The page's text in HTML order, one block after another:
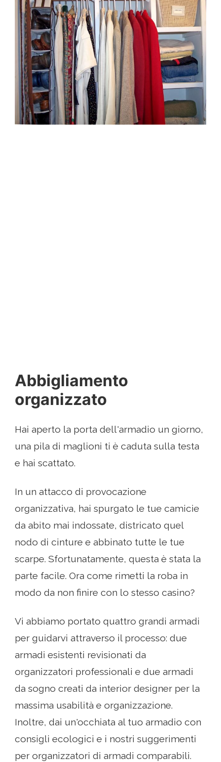
Abbigliamento
organizzato
Hai aperto la porta dell'armadio un giorno,
una pila di maglioni ti è caduta sulla testa
e hai scattato.
In un attacco di provocazione
organizzativa, hai spurgato le tue camicie
da abito mai indossate, districato quel
nodo di cinture e abbinato tutte le tue
scarpe. Sfortunatamente, questa è stata la
parte facile. Ora come rimetti la roba in
modo da non finire con lo stesso casino?
Vi abbiamo portato quattro grandi armadi
per guidarvi attraverso il processo: due
armadi esistenti revisionati da
organizzatori professionali e due armadi
da sogno creati da interior designer per la
massima usabilità e organizzazione.
Inoltre, dai un'occhiata al tuo armadio con
consigli ecologici e i nostri suggerimenti
per organizzatori di armadi comparabili.